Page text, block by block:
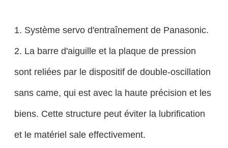
1. Système servo d'entraînement de Panasonic.
2. La barre d'aiguille et la plaque de pression
sont reliées par le dispositif de double-oscillation
sans came, qui est avec la haute précision et les
biens. Cette structure peut éviter la lubrification
et le matériel sale effectivement.